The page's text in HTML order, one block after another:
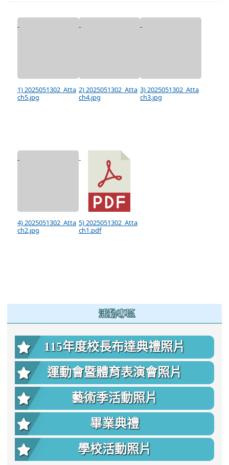
1) 2025051302_Atta
ch5.jpg
2) 2025051302_Atta
ch4.jpg
3) 2025051302_Atta
ch3.jpg
4) 2025051302_Atta
ch2.jpg
5) 2025051302_Atta
ch1.pdf
活動專區
115年度校長布達典禮照片
運動會暨體育表演會照片
藝術季活動照片
畢業典禮
學校活動照片